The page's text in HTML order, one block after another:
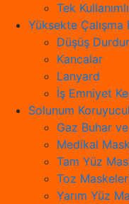
Tek
Yüksekte Çalışma
Düşüş
Kancalar
Lanyard
İş Emniyet
Solunum
Gaz Buhar
Medikal
Tam Yüz
Toz
Yarım Yüz